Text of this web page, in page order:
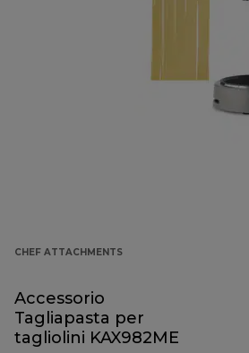
CHEF ATTACHMENTS
Accessorio
Tagliapasta per
tagliolini KAX982ME